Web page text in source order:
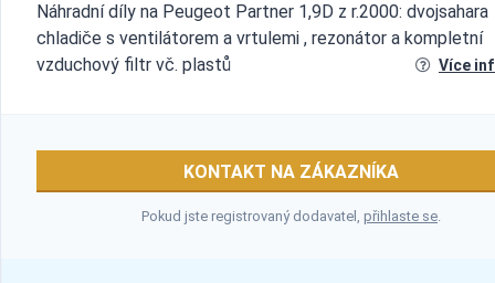
Náhradní díly na Peugeot Partner 1,9D z r.2000: dvojsahara
chladiče s ventilátorem a vrtulemi , rezonátor a kompletní
vzduchový filtr vč. plastů
Více
KONTAKT NA ZÁKAZNÍKA
Pokud jste registrovaný dodavatel, přihlaste se.